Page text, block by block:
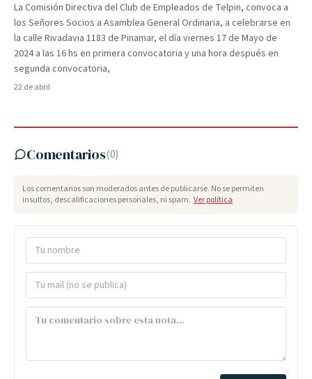
La Comisión Directiva del Club de Empleados de Telpin, convoca a
los Señores Socios a Asamblea General Ordinaria, a celebrarse en
la calle Rivadavia 1183 de Pinamar, el día viernes 17 de Mayo de
2024 a las 16 hs en primera convocatoria y una hora después en
segunda convocatoria,
22 de abril
Comentarios(0)
Los comentarios son moderados antes de publicarse. No se permiten
insultos, descalificaciones personales, ni spam. Ver política